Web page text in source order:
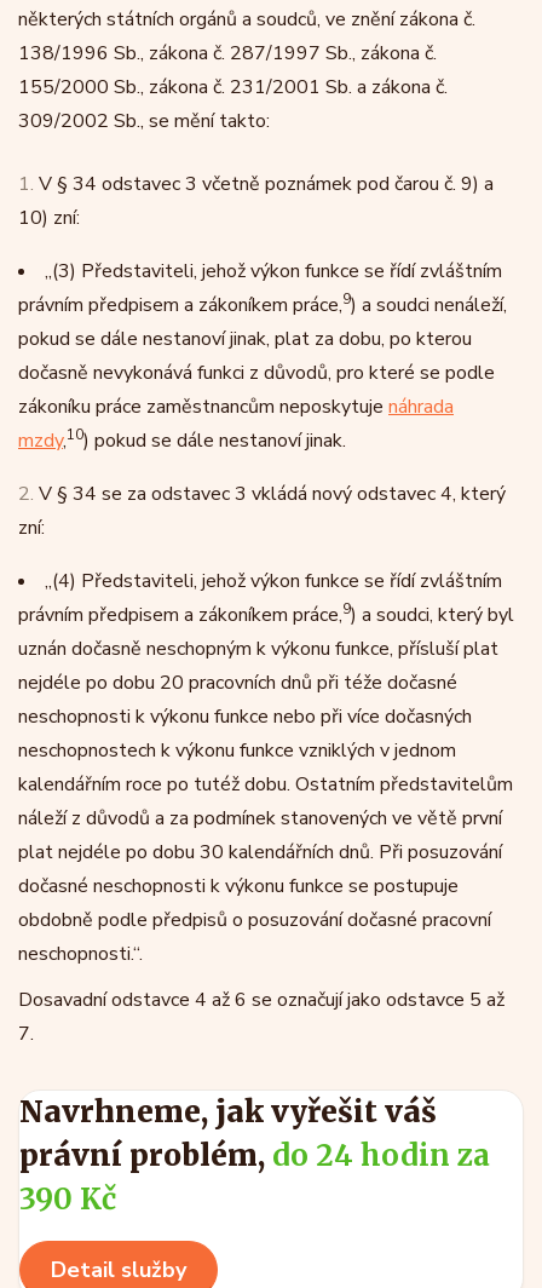
některých státních orgánů a soudců, ve znění zákona č.
138/1996 Sb., zákona č. 287/1997 Sb., zákona č.
155/2000 Sb., zákona č. 231/2001 Sb. a zákona č.
309/2002 Sb., se mění takto:
1. V § 34 odstavec 3 včetně poznámek pod čarou č. 9) a
10) zní:
„(3) Představiteli, jehož výkon funkce se řídí zvláštním
právním předpisem a zákoníkem práce,9) a soudci nenáleží,
pokud se dále nestanoví jinak, plat za dobu, po kterou
dočasně nevykonává funkci z důvodů, pro které se podle
zákoníku práce zaměstnancům neposkytuje náhrada
mzdy,10) pokud se dále nestanoví jinak.
2. V § 34 se za odstavec 3 vkládá nový odstavec 4, který
zní:
„(4) Představiteli, jehož výkon funkce se řídí zvláštním
právním předpisem a zákoníkem práce,9) a soudci, který byl
uznán dočasně neschopným k výkonu funkce, přísluší plat
nejdéle po dobu 20 pracovních dnů při téže dočasné
neschopnosti k výkonu funkce nebo při více dočasných
neschopnostech k výkonu funkce vzniklých v jednom
kalendářním roce po tutéž dobu. Ostatním představitelům
náleží z důvodů a za podmínek stanovených ve větě první
plat nejdéle po dobu 30 kalendářních dnů. Při posuzování
dočasné neschopnosti k výkonu funkce se postupuje
obdobně podle předpisů o posuzování dočasné pracovní
neschopnosti.“.
Dosavadní odstavce 4 až 6 se označují jako odstavce 5 až
7.
Navrhneme, jak vyřešit váš
právní problém, do 24 hodin za
390 Kč
Detail služby